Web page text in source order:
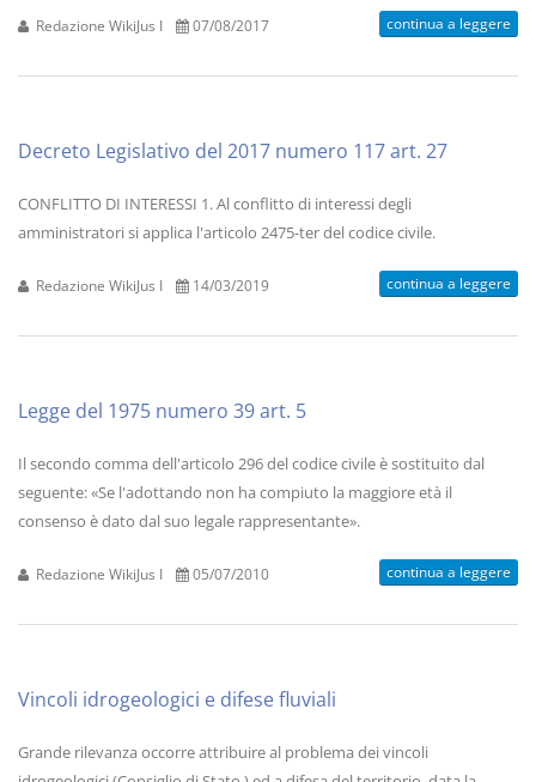
Redazione WikiJus I 07/08/2017 continua a leggere
Decreto Legislativo del 2017 numero 117 art. 27
CONFLITTO DI INTERESSI 1. Al conflitto di interessi degli
amministratori si applica l'articolo 2475-ter del codice civile.
Redazione WikiJus I 14/03/2019 continua a leggere
Legge del 1975 numero 39 art. 5
Il secondo comma dell'articolo 296 del codice civile è sostituito dal
seguente: «Se l'adottando non ha compiuto la maggiore età il
consenso è dato dal suo legale rappresentante».
Redazione WikiJus I 05/07/2010 continua a leggere
Vincoli idrogeologici e difese fluviali
Grande rilevanza occorre attribuire al problema dei vincoli